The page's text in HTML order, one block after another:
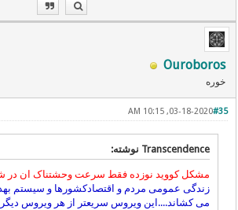
Ouroboros
خوره
#35
03-18-2020, 10:15 AM
Transcendence نوشته:
مشکل کووید نوزده فقط سرعت وحشتناک ان در
زندگی عمومی مردم و اقتصادکشورها و سیستم
می کشاند....این ویروس سریعتر از هر ویروس